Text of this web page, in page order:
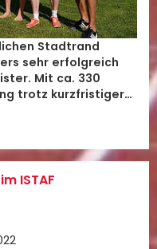
Stadtrand
sehr erfolgreich
Mit ca. 330
trotz kurzfristiger…
ISTAF